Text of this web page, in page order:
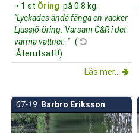
• 1 st Öring på 0.8 kg.
"Lyckades ändå fånga en vacker
Ljussjö-öring. Varsam C&R i det
varma vattnet. " (
Återutsatt!)
Läs mer...
07-19 Barbro Eriksson